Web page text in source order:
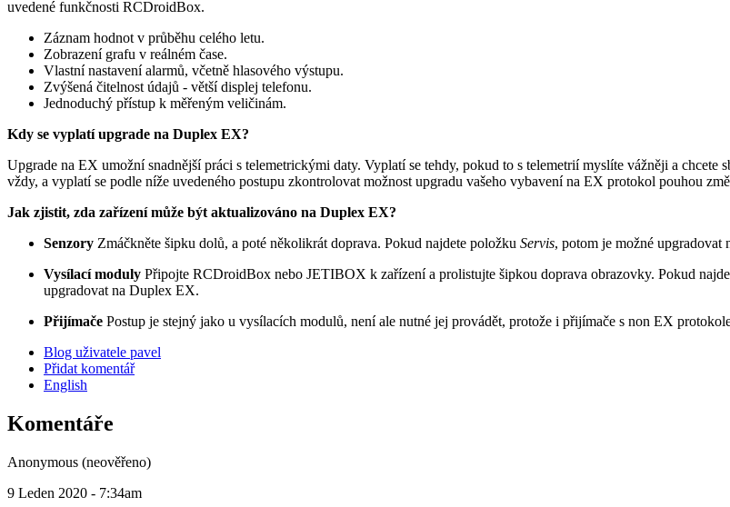
uvedené funkčnosti RCDroidBox.
Záznam hodnot v průběhu celého letu.
Zobrazení grafu v reálném čase.
Vlastní nastavení alarmů, včetně hlasového výstupu.
Zvýšená čitelnost údajů - větší displej telefonu.
Jednoduchý přístup k měřeným veličinám.
Kdy se vyplatí upgrade na Duplex EX?
Upgrade na EX umožní snadnější práci s telemetrickými daty. Vyplatí se tehdy, pokud to s telemetrií myslíte vážněji a
vždy, a vyplatí se podle níže uvedeného postupu zkontrolovat možnost upgradu vašeho vybavení na EX protokol pouhou
Jak zjistit, zda zařízení může být aktualizováno na Duplex EX?
Senzory Zmáčkněte šipku dolů, a poté několikrát doprava. Pokud najdete položku Servis, potom je možné
Vysílací moduly Připojte RCDroidBox nebo JETIBOX k zařízení a prolistujte šipkou doprava obrazovky. Pokud
upgradovat na Duplex EX.
Přijímače Postup je stejný jako u vysílacích modulů, není ale nutné jej provádět, protože i přijímače s non EX
Blog uživatele pavel
Přidat komentář
English
Komentáře
Anonymous (neověřeno)
9 Leden 2020 - 7:34am